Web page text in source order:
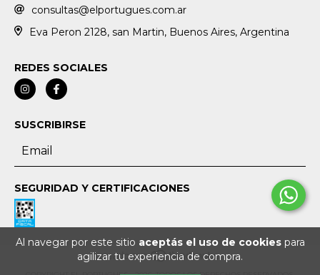
Al navegar por este sitio aceptás el uso de cookiespara
agilizar tu experiencia de compra.
consultas@elportugues.com.ar
Eva Peron 2128, san Martin, Buenos Aires, Argentina
REDES SOCIALES
SUSCRIBIRSE
SEGURIDAD Y CERTIFICACIONES